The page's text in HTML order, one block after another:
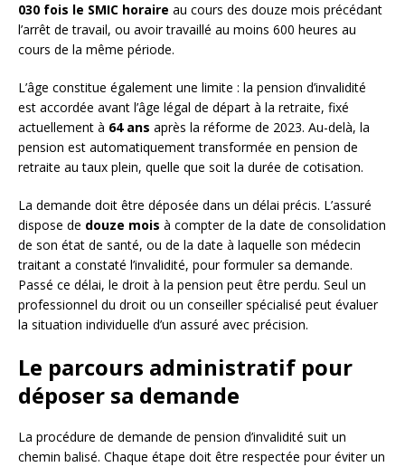
030 fois le SMIC horaire au cours des douze mois précédant
l’arrêt de travail, ou avoir travaillé au moins 600 heures au
cours de la même période.
L’âge constitue également une limite : la pension d’invalidité
est accordée avant l’âge légal de départ à la retraite, fixé
actuellement à 64 ans après la réforme de 2023. Au-delà, la
pension est automatiquement transformée en pension de
retraite au taux plein, quelle que soit la durée de cotisation.
La demande doit être déposée dans un délai précis. L’assuré
dispose de douze mois à compter de la date de consolidation
de son état de santé, ou de la date à laquelle son médecin
traitant a constaté l’invalidité, pour formuler sa demande.
Passé ce délai, le droit à la pension peut être perdu. Seul un
professionnel du droit ou un conseiller spécialisé peut évaluer
la situation individuelle d’un assuré avec précision.
Le parcours administratif pour
déposer sa demande
La procédure de demande de pension d’invalidité suit un
chemin balisé. Chaque étape doit être respectée pour éviter un